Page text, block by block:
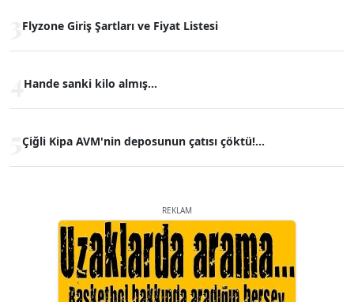
Flyzone Giriş Şartları ve Fiyat Listesi
Hande sanki kilo almış...
Çiğli Kipa AVM'nin deposunun çatısı çöktü!...
REKLAM